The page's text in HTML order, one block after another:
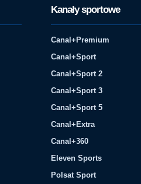
Kanały sportowe
Canal+Premium
Canal+Sport
Canal+Sport 2
Canal+Sport 3
Canal+Sport 5
Canal+Extra
Canal+360
Eleven Sports
Polsat Sport